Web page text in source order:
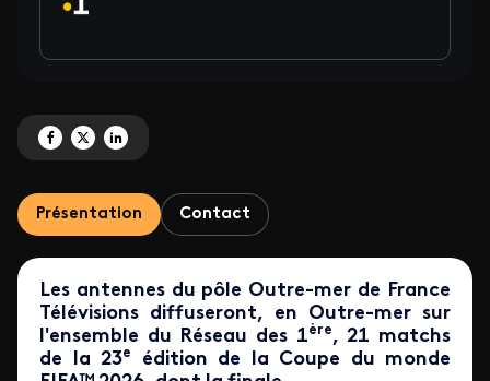
Partagez 'Le pôle Outre-mer de France Télévisions diffusera, en Outre-
Partagez 'Le pôle Outre-mer de France Télévisions diffusera, en
Partagez 'Le pôle Outre-mer de France Télévisions diffusera,
Présentation Contact
Les antennes du pôle Outre-mer de France
Télévisions diffuseront, en Outre-mer sur
l'ensemble du Réseau des 1ère, 21 matchs
de la 23e
édition de la Coupe du monde